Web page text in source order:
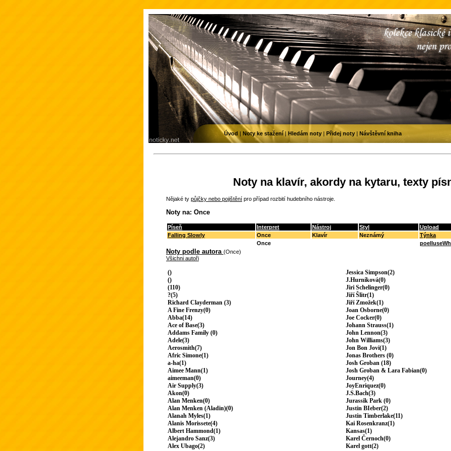
Noty na klavír, akordy na kytaru, texty
Nějaké ty půjčky nebo pojištění pro případ rozbití hudebního nástroje.
Noty na: Once
Píseň Interpret Nástroj Styl
Upload
Falling Slowly
Once Klavír Neznámý
Týnka
Once
Noty podle autora (Once)
Všichni autoři
()
()
(110)
?(5)
Richard Clayderman (3)
A Fine Frenzy(0)
Abba(14)
Ace of Base(3)
Addams Family (0)
Adele(3)
Aerosmith(7)
Afric Simone(1)
a-ha(1)
Aimee Mann(1)
aimeeman(0)
Air Supply(3)
Akon(0)
Alan Menken(0)
Alan Menken (Aladin)(0)
Alanah Myles(1)
Alanis Morissete(4)
Albert Hammond(1)
Alejandro Sanz(3)
Alex Ubago(2)
Jessica Simpson(2)
J.Hurníková(0)
Jiri Schelinger(0)
Jiří Šlitr(1)
Jiří Zmožek(1)
Joan Osborne(0)
Joe Cocker(0)
Johann Strauss(1)
John Lennon(3)
John Williams(3)
Jon Bon Jovi(1)
Jonas Brothers (0)
Josh Groban (18)
Josh Groban & Lara Fabian(0)
Journey(4)
JoyEnriquez(0)
J.S.Bach(3)
Jurassik Park (0)
Justin BIeber(2)
Justin Timberlake(11)
Kai Rosenkranz(1)
Kansas(1)
Karel Černoch(0)
Karel gott(2)
Úvod | Noty ke stažení| Hledám noty | Přidej noty | Návštěvní kniha